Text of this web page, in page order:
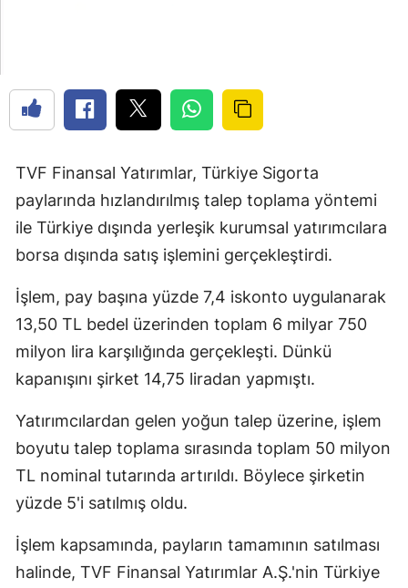
TVF Finansal Yatırımlar, Türkiye Sigorta
paylarında hızlandırılmış talep toplama yöntemi
ile Türkiye dışında yerleşik kurumsal yatırımcılara
borsa dışında satış işlemini gerçekleştirdi.
İşlem, pay başına yüzde 7,4 iskonto uygulanarak
13,50 TL bedel üzerinden toplam 6 milyar 750
milyon lira karşılığında gerçekleşti. Dünkü
kapanışını şirket 14,75 liradan yapmıştı.
Yatırımcılardan gelen yoğun talep üzerine, işlem
boyutu talep toplama sırasında toplam 50 milyon
TL nominal tutarında artırıldı. Böylece şirketin
yüzde 5'i satılmış oldu.
İşlem kapsamında, payların tamamının satılması
halinde, TVF Finansal Yatırımlar A.Ş.'nin Türkiye